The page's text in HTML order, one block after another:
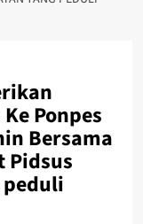
Ponpes
Bersama
Pidsus
peduli